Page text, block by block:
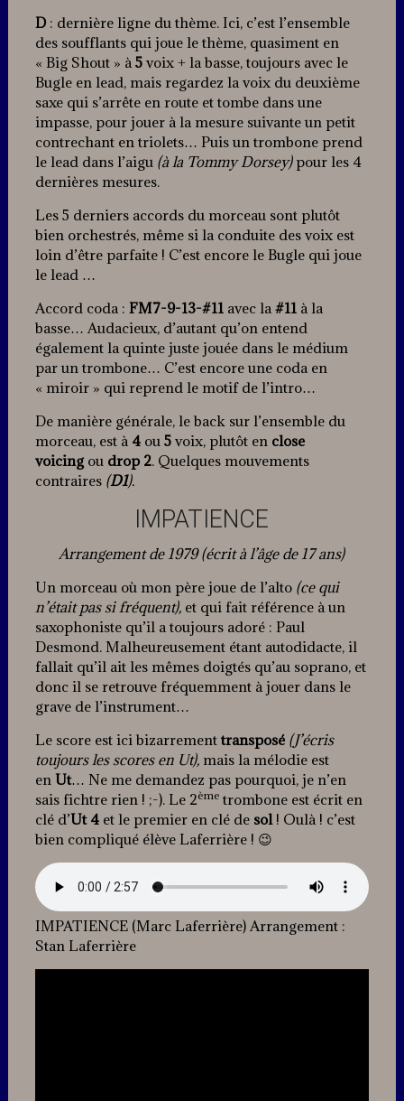
D: dernière ligne du thème. Ici, c’est l’ensemble
des soufflants qui joue le thème, quasiment en
« Big Shout » à5voix + la basse, toujours avec le
Bugle en lead, mais regardez la voix du deuxième
saxe qui s’arrête en route et tombe dans une
impasse, pour jouer à la mesure suivante un petit
contrechant en triolets… Puis un trombone prend
le lead dans l’aigu (à la Tommy Dorsey)pour les 4
dernières mesures.
Les 5 derniers accords du morceau sont plutôt
bien orchestrés, même si la conduite des voix est
loin d’être parfaite ! C’est encore le Bugle qui joue
le lead …
Accord coda : FM7-9-13-#11avec la #11à la
basse… Audacieux, d’autant qu’on entend
également la quinte juste jouée dans le médium
par un trombone… C’est encore une coda en
« miroir » qui reprend le motif de l’intro…
De manière générale, le back sur l’ensemble du
morceau, est à 4ou 5voix, plutôt en close
voicingou drop 2. Quelques mouvements
contraires (D1).
IMPATIENCE
Arrangement de 1979 (écrit à l’âge de 17 ans)
Un morceau où mon père joue de l’alto (ce qui
n’était pas si fréquent),et qui fait référence à un
saxophoniste qu’il a toujours adoré : Paul
Desmond. Malheureusement étant autodidacte, il
fallait qu’il ait les mêmes doigtés qu’au soprano, et
donc il se retrouve fréquemment à jouer dans le
grave de l’instrument…
Le score est ici bizarrementtransposé (J’écris
toujours les scores en Ut), mais la mélodie est
en Ut… Ne me demandez pas pourquoi, je n’en
sais fichtre rien ! ;-). Le 2èmetrombone est écrit en
clé d’Ut 4et le premier en clé de sol! Oulà ! c’est
bien compliqué élève Laferrière ! 😉
IMPATIENCE (Marc Laferrière) Arrangement :
Stan Laferrière